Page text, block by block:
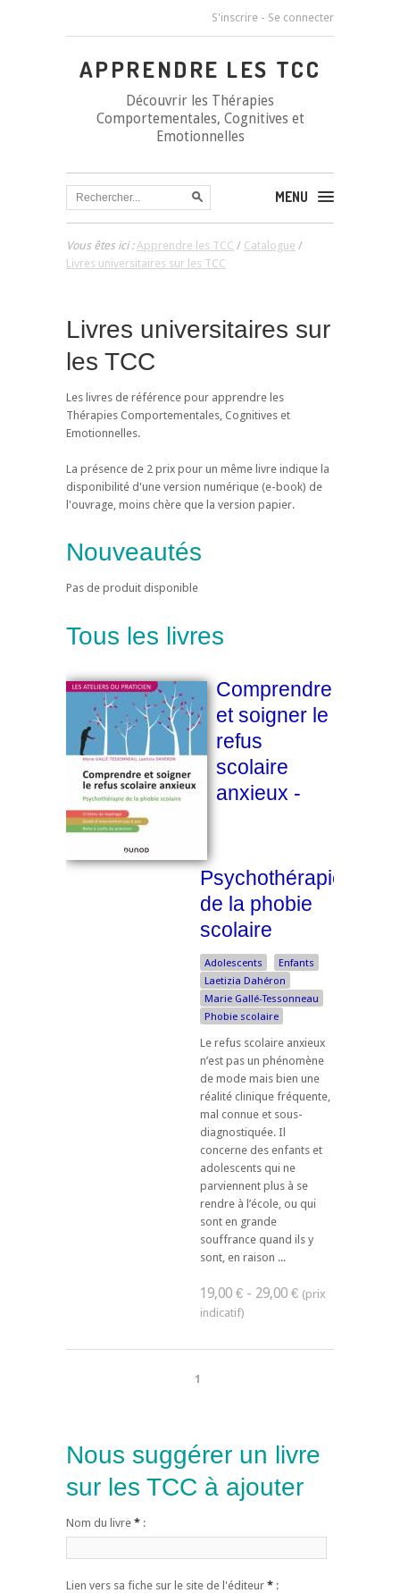
S'inscrire - Se connecter
APPRENDRE LES TCC
Découvrir les Thérapies
Comportementales, Cognitives et
Emotionnelles
MENU
Vous êtes ici :Apprendre les TCC / Catalogue /
Livres universitaires sur les TCC
Livres universitaires sur
les TCC
Les livres de référence pour apprendre les
Thérapies Comportementales, Cognitives et
Emotionnelles.
La présence de 2 prix pour un même livre indique la
disponibilité d'une version numérique (e-book) de
l'ouvrage, moins chère que la version papier.
Nouveautés
Pas de produit disponible
Tous les livres
Comprendre
et soigner le
refus
scolaire
anxieux -
Psychothérapie
de la phobie
scolaire
Adolescents
Enfants
Laetizia Dahéron
Marie Gallé-Tessonneau
Phobie scolaire
Le refus scolaire anxieux
n’est pas un phénomène
de mode mais bien une
réalité clinique fréquente,
mal connue et sous-
diagnostiquée. Il
concerne des enfants et
adolescents qui ne
parviennent plus à se
rendre à l’école, ou qui
sont en grande
souffrance quand ils y
sont, en raison ...
19,00 € - 29,00 €
1
Nous suggérer un livre
sur les TCC à ajouter
Nom du livre * :
Lien vers sa fiche sur le site de l'éditeur * :